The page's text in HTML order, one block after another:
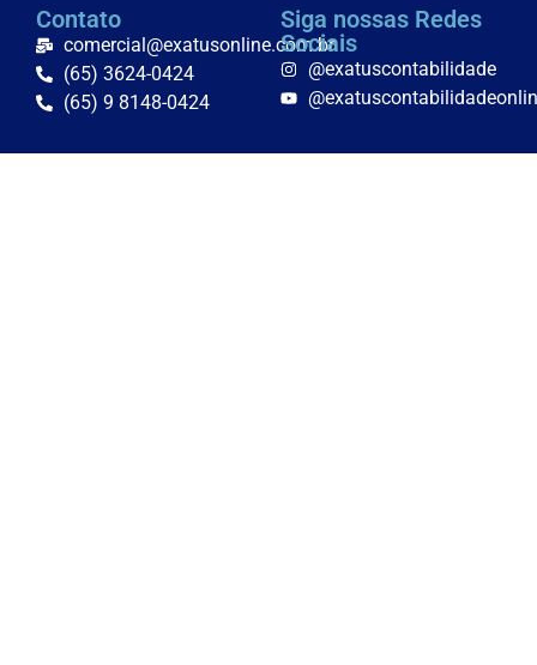
Contato
comercial@exatusonline.com.br
(65) 3624-0424
(65) 9 8148-0424
Siga nossas Redes
Sociais
@exatuscontabilidade